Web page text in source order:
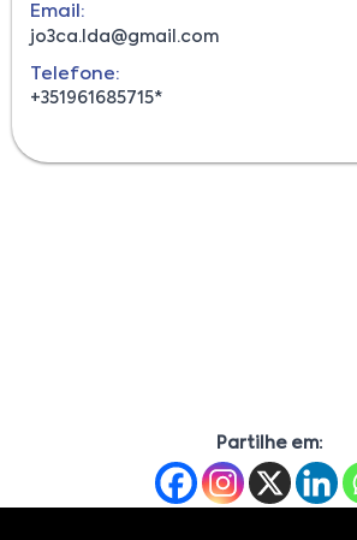
Email:
jo3ca.lda@gmail.com
Telefone:
+351961685715*
Partilhe em: